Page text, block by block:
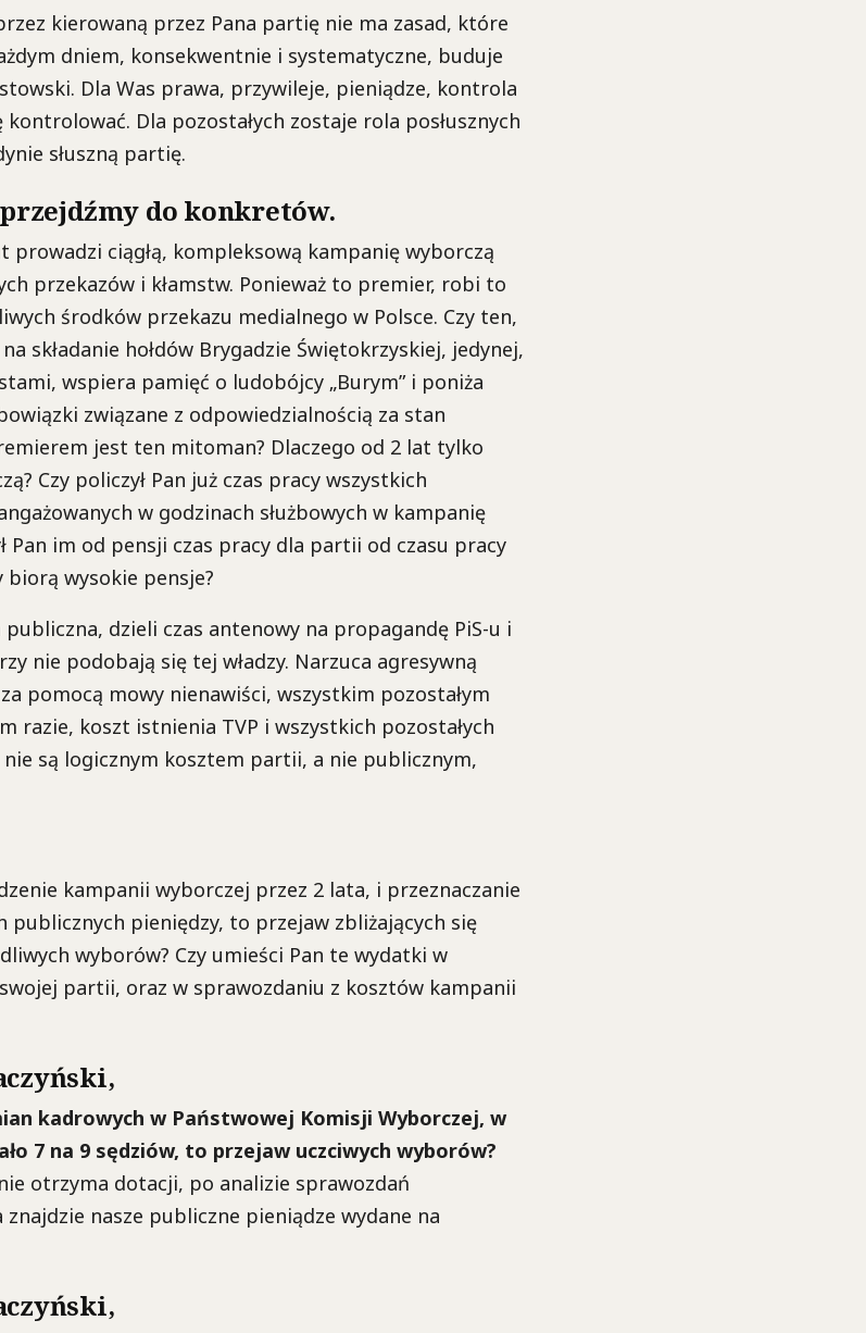
kierowaną przez Pana partię nie ma zasad, które
dniem, konsekwentnie i systematyczne, buduje
Dla Was prawa, przywileje, pieniądze, kontrola
Dla pozostałych zostaje rola posłusznych
słuszną partię.
do konkretów.
prowadzi ciągłą, kompleksową kampanię wyborczą
przekazów i kłamstw. Ponieważ to premier, robi to
środków przekazu medialnego w Polsce. Czy ten,
składanie hołdów Brygadzie Świętokrzyskiej, jedynej,
wspiera pamięć o ludobójcy „Burym” i poniża
związane z odpowiedzialnością za stan
jest ten mitoman? Dlaczego od 2 lat tylko
Czy policzył Pan już czas pracy wszystkich
w godzinach służbowych w kampanię
Pan im od pensji czas pracy dla partii od czasu pracy
biorą wysokie pensje?
dzieli czas antenowy na propagandę PiS-u i
nie podobają się tej władzy. Narzuca agresywną
pomocą mowy nienawiści, wszystkim pozostałym
razie, koszt istnienia TVP i wszystkich pozostałych
nie są logicznym kosztem partii, a nie publicznym,
kampanii wyborczej przez 2 lata, i przeznaczanie
publicznych pieniędzy, to przejaw zbliżających się
wyborów? Czy umieści Pan te wydatki w
partii, oraz w sprawozdaniu z kosztów kampanii
kadrowych w Państwowej Komisji Wyborczej, w
7 na 9 sędziów, to przejaw uczciwych wyborów?
otrzyma dotacji, po analizie sprawozdań
nasze publiczne pieniądze wydane na